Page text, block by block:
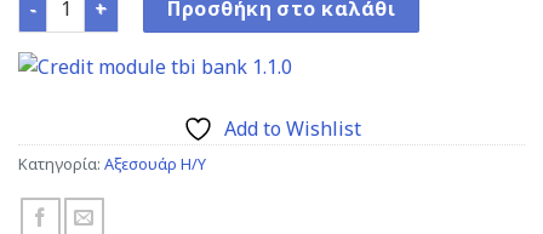
Προσθήκη στο καλάθι
Add to Wishlist
Κατηγορία: Αξεσουάρ Η/Υ